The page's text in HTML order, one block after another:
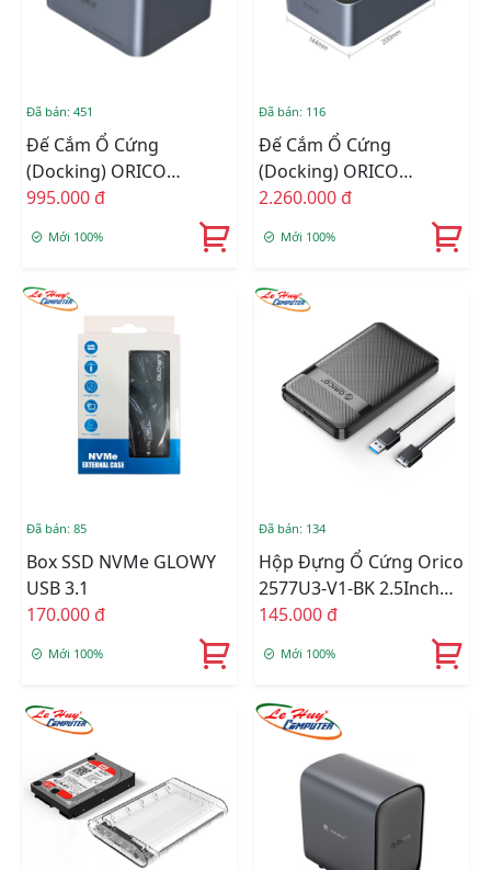
Đã bán: 451
Đế Cắm Ổ Cứng
(Docking) ORICO
6626C3-C-V1-EU-GY-BP-
HW 2 Khe Cắm Type-C
USB 3.2 Gen1
995.000 đ
Mới 100%
Đã bán: 116
Đế Cắm Ổ Cứng
(Docking) ORICO
6656C3-C-EU-GY-BP 4
Khe Cắm TypeC USB 3.2
Gen1
2.260.000 đ
Mới 100%
Đã bán: 85
Box SSD NVMe GLOWY
USB 3.1
170.000 đ
Mới 100%
Đã bán: 134
Hộp Đựng Ổ Cứng Orico
2577U3-V1-BK 2.5Inch
USB3.0
145.000 đ
Mới 100%